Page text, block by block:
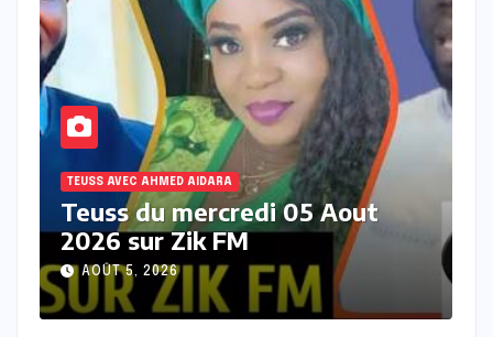
TEUSS AVEC AHMED AIDARA
Teuss du jeudi 30 juillet 2026
sur zik FM
JUILLET 30, 2026